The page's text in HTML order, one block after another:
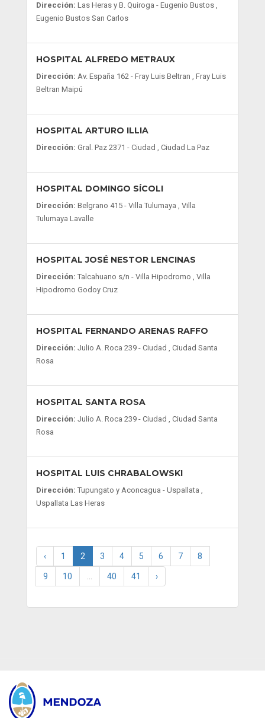
Dirección: Las Heras y B. Quiroga - Eugenio Bustos ,
Eugenio Bustos San Carlos
HOSPITAL ALFREDO METRAUX
Dirección: Av. España 162 - Fray Luis Beltran , Fray Luis
Beltran Maipú
HOSPITAL ARTURO ILLIA
Dirección: Gral. Paz 2371 - Ciudad , Ciudad La Paz
HOSPITAL DOMINGO SÍCOLI
Dirección: Belgrano 415 - Villa Tulumaya , Villa
Tulumaya Lavalle
HOSPITAL JOSÉ NESTOR LENCINAS
Dirección: Talcahuano s/n - Villa Hipodromo , Villa
Hipodromo Godoy Cruz
HOSPITAL FERNANDO ARENAS RAFFO
Dirección: Julio A. Roca 239 - Ciudad , Ciudad Santa
Rosa
HOSPITAL SANTA ROSA
Dirección: Julio A. Roca 239 - Ciudad , Ciudad Santa
Rosa
HOSPITAL LUIS CHRABALOWSKI
Dirección: Tupungato y Aconcagua - Uspallata ,
Uspallata Las Heras
‹ 1 2 3 4 5 6 7 8
9 10 40 41 ›